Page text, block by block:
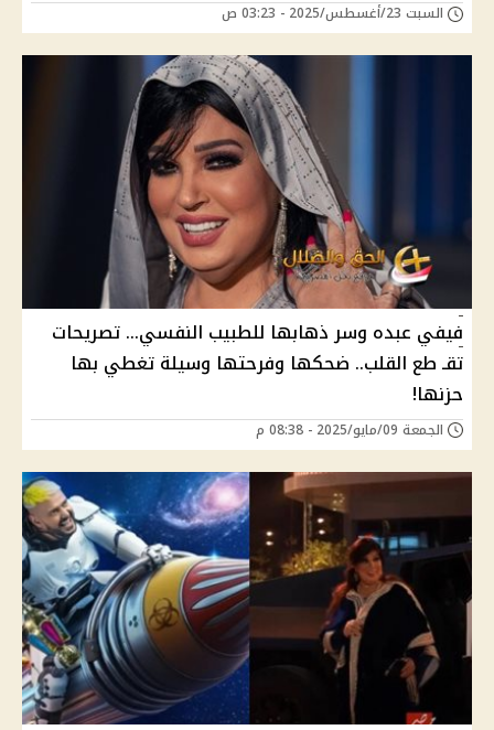
السبت 23/أغسطس/2025 - 03:23 ص
فيفي عبده وسر ذهابها للطبيب النفسي… تصريحات
تقـ طع القلب.. ضحكها وفرحتها وسيلة تغطي بها
حزنها!
الجمعة 09/مايو/2025 - 08:38 م